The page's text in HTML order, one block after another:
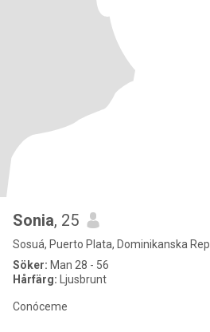
Sonia, 25
Sosuá, Puerto Plata, Dominikanska Rep.
Söker: Man 28 - 56
Hårfärg: Ljusbrunt
Conóceme